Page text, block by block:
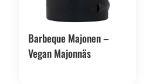
Barbeque Majonen –
Vegan Majonnäs